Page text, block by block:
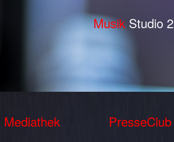
Musik Studio 2
Mediathek PresseClub